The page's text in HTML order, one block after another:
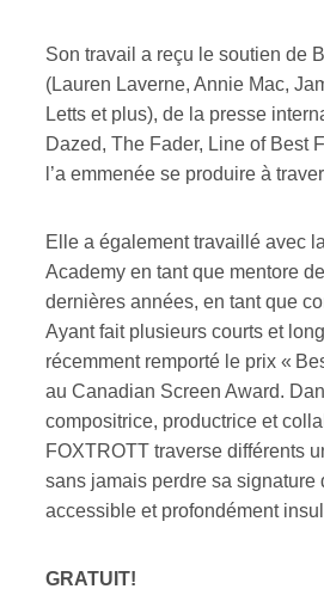
Son travail a reçu le soutien de
(Lauren Laverne, Annie Mac,
Letts et plus), de la presse
Dazed, The Fader, Line of Best
l’a emmenée se produire à
Elle a également travaillé avec
Academy en tant que mentore
dernières années, en tant que
Ayant fait plusieurs courts et
récemment remporté le prix «
au Canadian Screen Award.
compositrice, productrice et
FOXTROTT traverse différents
sans jamais perdre sa signature
accessible et profondément
GRATUIT!
CAPTCHA